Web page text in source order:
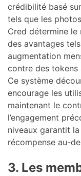
crédibilité basé
tels que les
Cred détermine le
des avantages
augmentation
contre des tokens
Ce système
encourage les
maintenant le
l’engagement
niveaux garantit
récompense au-
3. Les